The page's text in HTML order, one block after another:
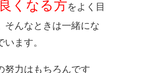
くなる方をよく目
そんなときは一緒にな
います。
努力はもちろんです